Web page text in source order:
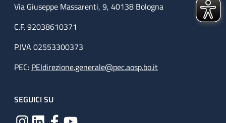
Via Giuseppe Massarenti, 9, 40138 Bologna
C.F. 92038610371
P.IVA 02553300373
PEC: PEIdirezione.generale@pec.aosp.bo.it
SEGUICI SU